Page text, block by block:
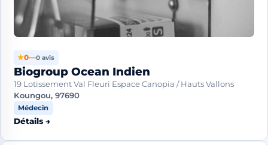
★0—0 avis
Biogroup Ocean Indien
19 Lotissement Val Fleuri Espace Canopia / Hauts Vallons
Koungou, 97690
Médecin
Détails →